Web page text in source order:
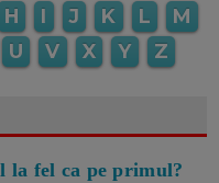
H I J K L
M
U V X Y Z
la fel ca pe primul?